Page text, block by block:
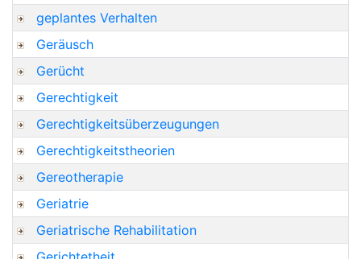
geplantes Verhalten
Geräusch
Gerücht
Gerechtigkeit
Gerechtigkeitsüberzeugungen
Gerechtigkeitstheorien
Gereotherapie
Geriatrie
Geriatrische Rehabilitation